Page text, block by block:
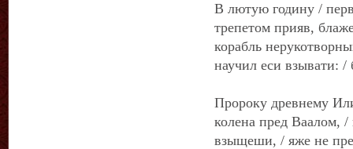
В лютую годину /
трепетом прияв,
корабль
научил еси взывати:
Пророку древнему
колена пред Ваалом, /
взыщеши, / яже не